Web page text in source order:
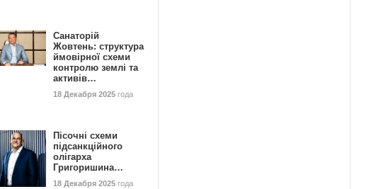
Санаторій
Жовтень: структура
ймовірної схеми
контролю землі та
активів…
18 Декабря 2025 года
Пісочні схеми
підсанкційного
олігарха
Григоришина…
18 Декабря 2025 года